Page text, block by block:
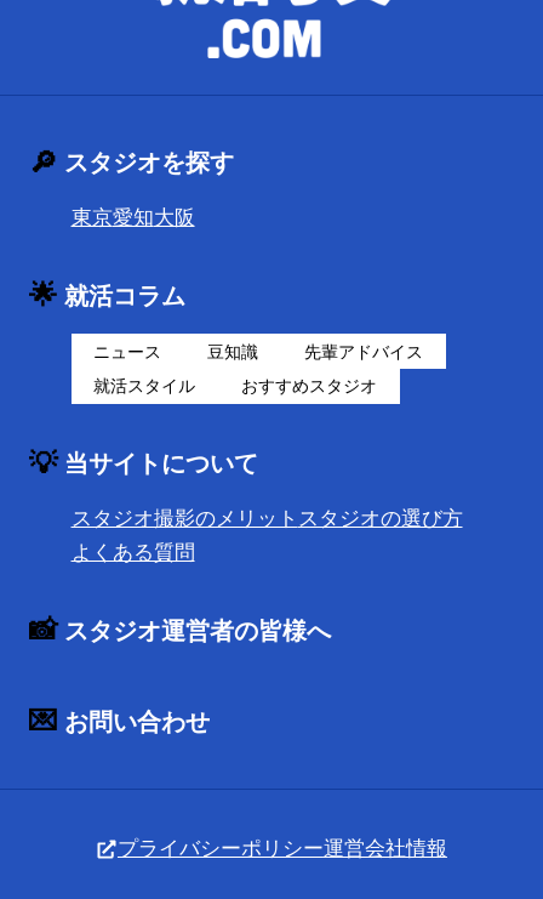
🔎 スタジオを探す
東京愛知大阪
🌟 就活コラム
ニュース 豆知識
先輩アドバイス
就活スタイル
おすすめスタジオ
💡 当サイトについて
スタジオ撮影のメリット スタジオの選び方
よくある質問
📸 スタジオ運営者の皆様へ
💌 お問い合わせ
プライバシーポリシー運営会社情報